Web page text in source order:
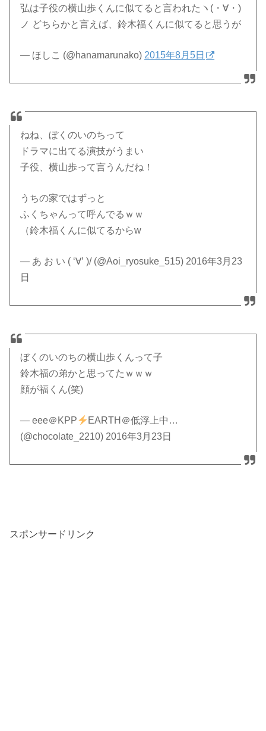
弘は子役の横山歩くんに似てると言われたヽ(・∀・)
ノ どちらかと言えば、鈴木福くんに似てると思うが
— ほしこ (@hanamarunako) 2015年8月5日
ねね、ぼくのいのちって
ドラマに出てる演技がうまい
子役、横山歩って言うんだね！
うちの家ではずっと
ふくちゃんって呼んでるｗｗ
（鈴木福くんに似てるからw
— あ お い ( ‘∀’ )/ (@Aoi_ryosuke_515) 2016年3月23
日
ぼくのいのちの横山歩くんって子
鈴木福の弟かと思ってたｗｗｗ
顔が福くん(笑)
— eee＠KPP
EARTH＠低浮上中…
(@chocolate_2210) 2016年3月23日
スポンサードリンク